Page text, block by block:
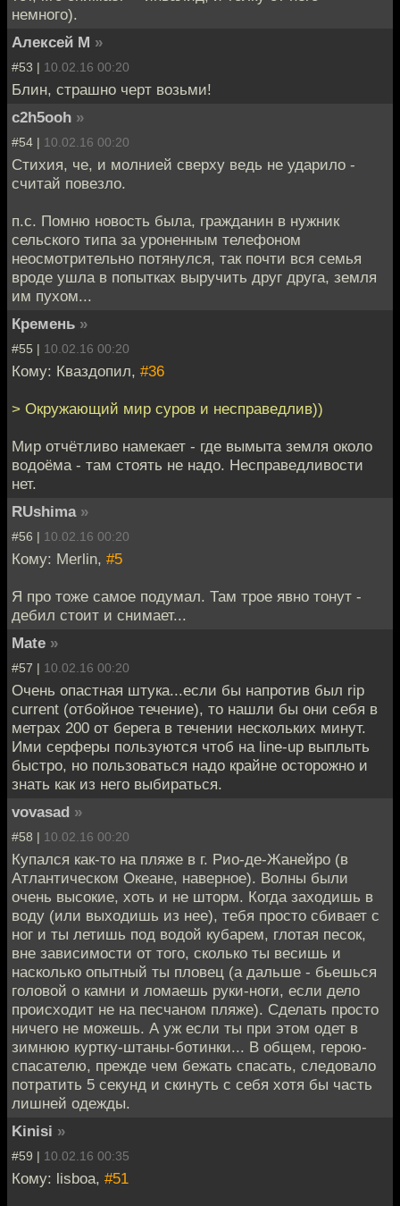
немного).
Алексей М »
#53 | 10.02.16 00:20
Блин, страшно черт возьми!
c2h5ooh »
#54 | 10.02.16 00:20
Стихия, че, и молнией сверху ведь не ударило -
считай повезло.
п.с. Помню новость была, гражданин в нужник
сельского типа за уроненным телефоном
неосмотрительно потянулся, так почти вся семья
вроде ушла в попытках выручить друг друга, земля
им пухом...
Кремень »
#55 | 10.02.16 00:20
Кому: Кваздопил, #36
> Окружающий мир суров и несправедлив))
Мир отчётливо намекает - где вымыта земля около
водоёма - там стоять не надо. Несправедливости
нет.
RUshima »
#56 | 10.02.16 00:20
Кому: Merlin, #5
Я про тоже самое подумал. Там трое явно тонут -
дебил стоит и снимает...
Mate »
#57 | 10.02.16 00:20
Очень опастная штука...если бы напротив был rip
current (отбойное течение), то нашли бы они себя в
метрах 200 от берега в течении нескольких минут.
Ими серферы пользуются чтоб на line-up выплыть
быстро, но пользоваться надо крайне осторожно и
знать как из него выбираться.
vovasad »
#58 | 10.02.16 00:20
Купался как-то на пляже в г. Рио-де-Жанейро (в
Атлантическом Океане, наверное). Волны были
очень высокие, хоть и не шторм. Когда заходишь в
воду (или выходишь из нее), тебя просто сбивает с
ног и ты летишь под водой кубарем, глотая песок,
вне зависимости от того, сколько ты весишь и
насколько опытный ты пловец (а дальше - бьешься
головой о камни и ломаешь руки-ноги, если дело
происходит не на песчаном пляже). Сделать просто
ничего не можешь. А уж если ты при этом одет в
зимнюю куртку-штаны-ботинки... В общем, герою-
спасателю, прежде чем бежать спасать, следовало
потратить 5 секунд и скинуть с себя хотя бы часть
лишней одежды.
Kinisi »
#59 | 10.02.16 00:35
Кому: lisboa, #51